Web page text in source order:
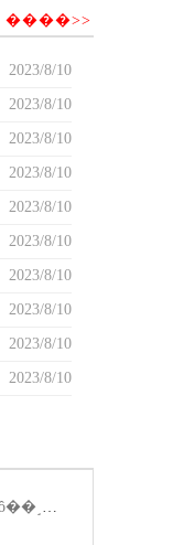
����>>
2023/8/10
2023/8/10
2023/8/10
2023/8/10
2023/8/10
2023/8/10
2023/8/10
2023/8/10
2023/8/10
2023/8/10
msds��֤��ʲô��˼��ҩ��msds��ʲô��˼��